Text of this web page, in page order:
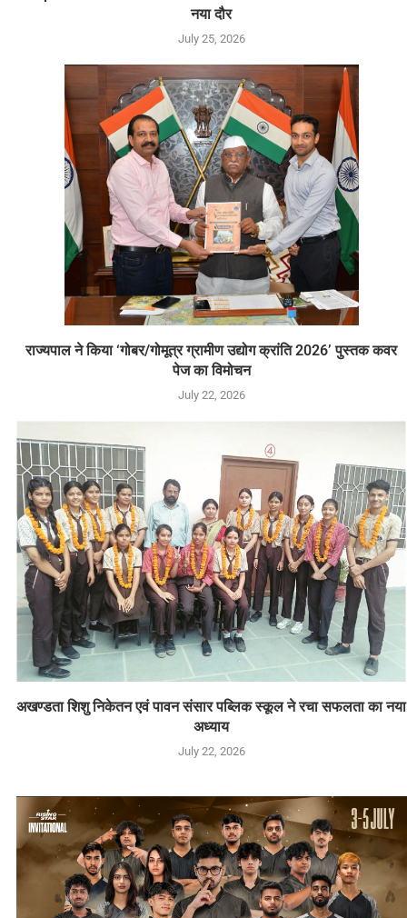
नया दौर
July 25, 2026
राज्यपाल ने किया ‘गोबर/गोमूत्र ग्रामीण उद्योग क्रांति 2026’ पुस्तक कवर
पेज का विमोचन
July 22, 2026
अखण्डता शिशु निकेतन एवं पावन संसार पब्लिक स्कूल ने रचा सफलता का नया
अध्याय
July 22, 2026